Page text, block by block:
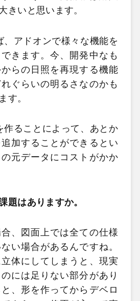
きいと思います。
、アドオンで様々な機能を
きます。今、開発中なも
らの日照を再現する機能
ぐらいの明るさなのかも
す。
作ることによって、あとか
加することができるとい
元データにコストがかか
題はありますか。
、図面上では全ての仕様
い場合があるんですね。
体にしてしまうと、現実
には足りない部分があり
、形を作ってからデベロ